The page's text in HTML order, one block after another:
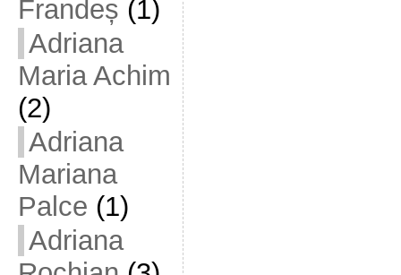
Frandeș (1)
Adriana
Maria Achim
(2)
Adriana
Mariana
Palce (1)
Adriana